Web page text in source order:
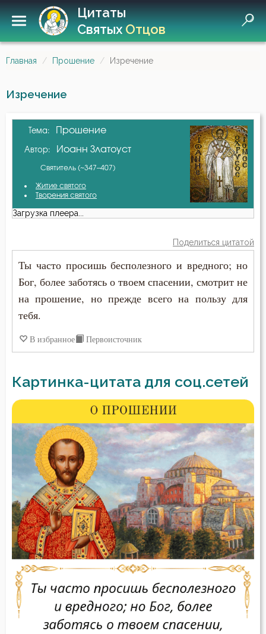
Цитаты
СвятыхОтцов
Главная Прошение Изречение
Изречение
Тема: Прошение
Автор: Иоанн Златоуст
Святитель (~347–407)
Житие святого
Творения святого
Загрузка плеера...
Поделиться цитатой
Ты часто просишь бесполезного и вредного; но
Бог, более заботясь о твоем спасении, смотрит не
на прошение, но прежде всего на пользу для
тебя.
В избранное Первоисточник
Картинка-цитата для соц.сетей